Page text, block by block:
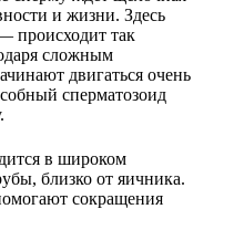
и жизни. Здесь
происходит так
сложным
двигаться очень
сперматозоид
в широком
близко от яичника.
сокращения